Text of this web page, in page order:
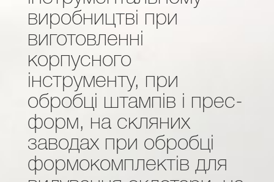
виробництві при
виготовленні
корпусного
інструменту, при
обробці штампів і прес-
форм, на скляних
заводах при обробці
формокомплектів для